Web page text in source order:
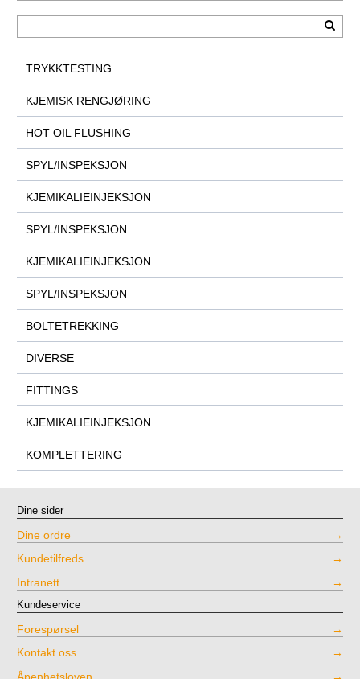
TRYKKTESTING
KJEMISK RENGJØRING
HOT OIL FLUSHING
SPYL/INSPEKSJON
KJEMIKALIEINJEKSJON
SPYL/INSPEKSJON
KJEMIKALIEINJEKSJON
SPYL/INSPEKSJON
BOLTETREKKING
DIVERSE
FITTINGS
KJEMIKALIEINJEKSJON
KOMPLETTERING
Dine sider
Dine ordre
Kundetilfreds
Intranett
Kundeservice
Forespørsel
Kontakt oss